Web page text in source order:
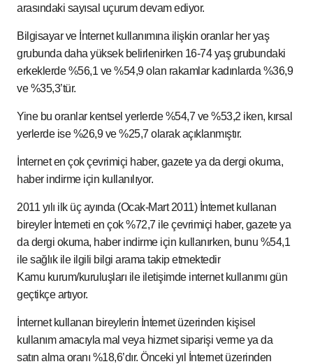
arasındaki sayısal uçurum devam ediyor.
Bilgisayar ve İnternet kullanımına ilişkin oranlar her yaş
grubunda daha yüksek belirlenirken 16-74 yaş grubundaki
erkeklerde %56,1 ve %54,9 olan rakamlar kadınlarda %36,9
ve %35,3’tür.
Yine bu oranlar kentsel yerlerde %54,7 ve %53,2 iken, kırsal
yerlerde ise %26,9 ve %25,7 olarak açıklanmıştır.
İnternet en çok çevrimiçi haber, gazete ya da dergi okuma,
haber indirme için kullanılıyor.
2011 yılı ilk üç ayında (Ocak-Mart 2011) İnternet kullanan
bireyler İnterneti en çok %72,7 ile çevrimiçi haber, gazete ya
da dergi okuma, haber indirme için kullanırken, bunu %54,1
ile sağlık ile ilgili bilgi arama takip etmektedir
Kamu kurum/kuruluşları ile iletişimde internet kullanımı gün
geçtikçe artıyor.
İnternet kullanan bireylerin İnternet üzerinden kişisel
kullanım amacıyla mal veya hizmet siparişi verme ya da
satın alma oranı %18,6’dır. Önceki yıl İnternet üzerinden